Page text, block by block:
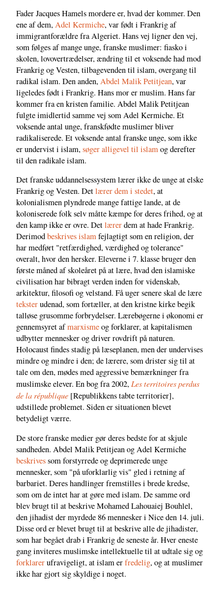
Fader Jacques Hamels mordere er, hvad der kommer. Den
ene af dem,Adel Kermiche, var født i Frankrig af
immigrantforældre fra Algeriet. Hans vej ligner den vej,
som følges af mange unge, franske muslimer: fiasko i
skolen, lovovertrædelser, ændring til et voksende had mod
Frankrig og Vesten, tilbagevenden til islam, overgang til
radikal islam. Den anden,Abdel Malik Petitjean, var
ligeledes født i Frankrig. Hans mor er muslim. Hans far
kommer fra en kristen familie. Abdel Malik Petitjean
fulgte imidlertid samme vej som Adel Kermiche. Et
voksende antal unge, franskfødte muslimer bliver
radikaliserede. Et voksende antal franske unge, som ikke
er undervist i islam,søger alligevel til islamog derefter
til den radikale islam.
Det franske uddannelsessystem lærer ikke de unge at elske
Frankrig og Vesten. Detlærer dem i stedet, at
kolonialismen plyndrede mange fattige lande, at de
koloniserede folk selv måtte kæmpe for deres frihed, og at
den kamp ikke er ovre. Detlærerdem at hade Frankrig.
Derimodbeskrives islamfejlagtigt som en religion, der
har medført "retfærdighed, værdighed og tolerance"
overalt, hvor den hersker. Eleverne i 7. klasse bruger den
første måned af skoleåret på at lære, hvad den islamiske
civilisation har bibragt verden inden for videnskab,
arkitektur, filosofi og velstand. Få uger senere skal de lære
teksterudenad, som fortæller, at den kristne kirke begik
talløse grusomme forbrydelser. Lærebøgerne i økonomi er
gennemsyret afmarxismeog forklarer, at kapitalismen
udbytter mennesker og driver rovdrift på naturen.
Holocaust findes stadig på læseplanen, men der undervises
mindre og mindre i den; de lærere, som drister sig til at
tale om den, mødes med aggressive bemærkninger fra
muslimske elever. En bog fra 2002, Les territoires perdus
de la république [Republikkens tabte territorier],
udstillede problemet. Siden er situationen blevet
betydeligt værre.
De store franske medier gør deres bedste for at skjule
sandheden. Abdel Malik Petitjean og Adel Kermiche
beskrivessom forstyrrede og deprimerede unge
mennesker, som "på uforklarlig vis" gled i retning af
barbariet. Deres handlinger fremstilles i brede kredse,
som om de intet har at gøre med islam. De samme ord
blev brugt til at beskrive Mohamed Lahouaiej Bouhlel,
den jihadist der myrdede 86 mennesker i Nice den 14. juli.
Disse ord er blevet brugt til at beskrive alle de jihadister,
som har begået drab i Frankrig de seneste år. Hver eneste
gang inviteres muslimske intellektuelle til at udtale sig og
forklarerufravigeligt, at islam erfredelig, og at muslimer
ikke har gjort sig skyldige i noget.